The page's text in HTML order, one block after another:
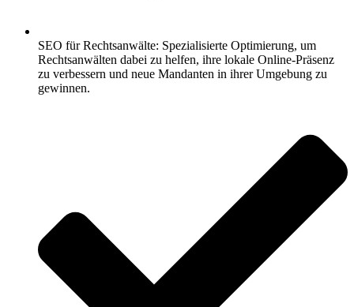
SEO für Rechtsanwälte: Spezialisierte Optimierung, um
Rechtsanwälten dabei zu helfen, ihre lokale Online-Präsenz
zu verbessern und neue Mandanten in ihrer Umgebung zu
gewinnen.